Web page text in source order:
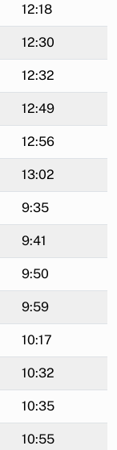
12:18
12:30
12:32
12:49
12:56
13:02
9:35
9:41
9:50
9:59
10:17
10:32
10:35
10:55